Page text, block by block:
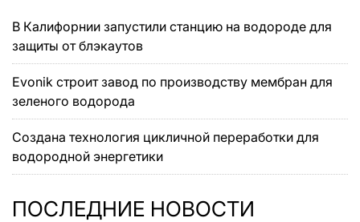
В Калифорнии запустили станцию на водороде для
защиты от блэкаутов
Evonik строит завод по производству мембран для
зеленого водорода
Создана технология цикличной переработки для
водородной энергетики
ПОСЛЕДНИЕ НОВОСТИ